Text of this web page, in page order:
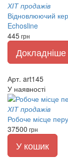
ХІТ продажів
Відновлюючий
Echosline
445грн
Докладніше
Арт. art145
У наявності
ХІТ продажів
Робоче місце
37500 грн
У кошик